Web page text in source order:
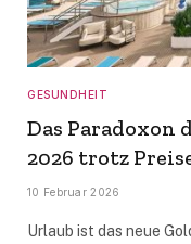
GESUNDHEIT
Das Paradoxon
2026 trotz
10 Februar 2026
Urlaub ist das neue